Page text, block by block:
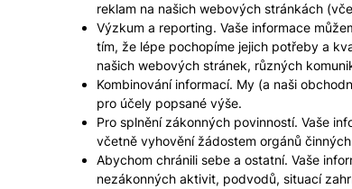
reklam na našich webových stránkách
Výzkum a reporting. Vaše informace
tím, že lépe pochopíme jejich potřeby a
našich webových stránek, různých
Kombinování informací. My (a naši
pro účely popsané výše.
Pro splnění zákonných povinností. Vaše
včetně vyhovění žádostem orgánů
Abychom chránili sebe a ostatní. Vaše
nezákonných aktivit, podvodů, situací